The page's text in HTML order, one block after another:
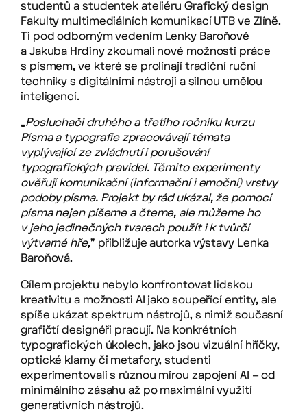
studentů a studentek ateliéru Grafický design
Fakulty multimediálních komunikací UTB ve Zlíně.
Ti pod odborným vedením Lenky Baroňové
a Jakuba Hrdiny zkoumali nové možnosti práce
s písmem, ve které se prolínají tradiční ruční
techniky s digitálními nástroji a silnou umělou
inteligencí.
„Posluchači druhého a třetího ročníku kurzu
Písma a typografie zpracovávají témata
vyplývající ze zvládnutí i porušování
typografických pravidel. Těmito experimenty
ověřují komunikační (informační i emoční) vrstvy
podoby písma. Projekt by rád ukázal, že pomocí
písma nejen píšeme a čteme, ale můžeme ho
v jeho jedinečných tvarech použít i k tvůrčí
výtvarné hře,” přibližuje autorka výstavy Lenka
Baroňová.
Cílem projektu nebylo konfrontovat lidskou
kreativitu a možnosti AI jako soupeřící entity, ale
spíše ukázat spektrum nástrojů, s nimiž současní
grafičtí designéři pracují. Na konkrétních
typografických úkolech, jako jsou vizuální hříčky,
optické klamy či metafory, studenti
experimentovali s různou mírou zapojení AI – od
minimálního zásahu až po maximální využití
generativních nástrojů.